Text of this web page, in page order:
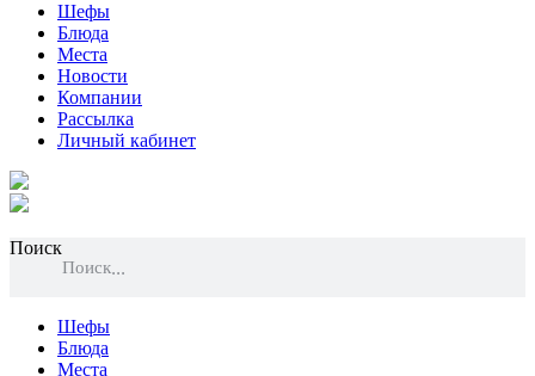
Шефы
Блюда
Места
Новости
Компании
Рассылка
Личный кабинет
Поиск
Поиск
Шефы
Блюда
Места